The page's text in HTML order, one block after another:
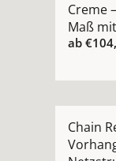
Creme
Maß
ab
Chain